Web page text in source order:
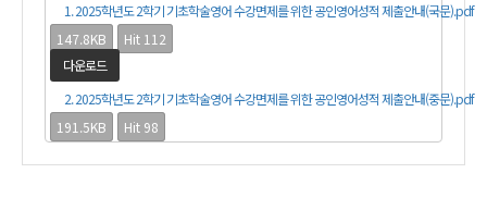
1. 2025학년도 2학기 기초학술영어 수강면제를 위한 공인영어성적 제출안내(국문).pdf
147.8KB
Hit 112
다운로드
2. 2025학년도 2학기 기초학술영어 수강면제를 위한 공인영어성적 제출안내(중문).pdf
191.5KB
Hit 98